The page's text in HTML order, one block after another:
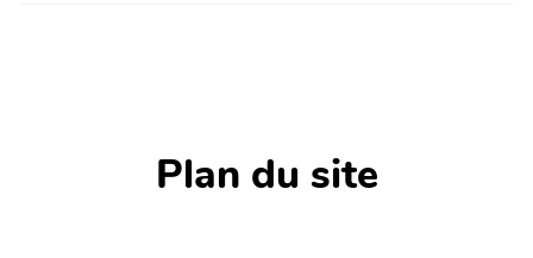
Plan du site